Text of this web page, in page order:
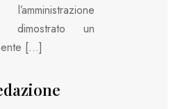
dimostrato un
[…]